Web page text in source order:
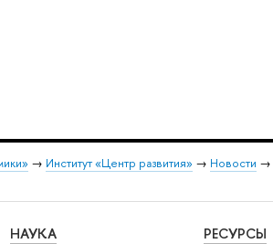
→ Институт «Центр развития» → Новости →
НАУКА РЕСУРСЫ